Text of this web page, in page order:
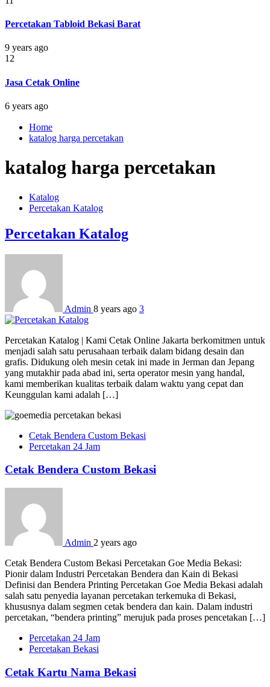
Percetakan Tabloid Bekasi Barat
9 years ago
12
Jasa Cetak Online
6 years ago
Home
katalog harga percetakan
katalog harga percetakan
Katalog
Percetakan Katalog
Percetakan Katalog
Admin 8 years ago 3
Percetakan Katalog | Kami Cetak Online Jakarta berkomitmen untuk
menjadi salah satu perusahaan terbaik dalam bidang desain dan
grafis. Didukung oleh mesin cetak ini made in Jerman dan Jepang
yang mutakhir pada abad ini, serta operator mesin yang handal,
kami memberikan kualitas terbaik dalam waktu yang cepat dan
Keunggulan kami adalah […]
Cetak Bendera Custom Bekasi
Percetakan 24 Jam
Cetak Bendera Custom Bekasi
Admin 2 years ago
Cetak Bendera Custom Bekasi Percetakan Goe Media Bekasi:
Pionir dalam Industri Percetakan Bendera dan Kain di Bekasi
Definisi dan Bendera Printing Percetakan Goe Media Bekasi adalah
salah satu penyedia layanan percetakan terkemuka di Bekasi,
khususnya dalam segmen cetak bendera dan kain. Dalam industri
percetakan, “bendera printing” merujuk pada proses pencetakan […]
Percetakan 24 Jam
Percetakan Bekasi
Cetak Kartu Nama Bekasi